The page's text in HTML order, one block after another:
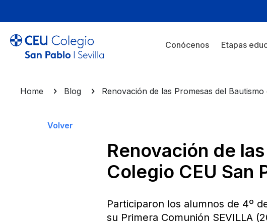
Conócenos Etapas
Home Blog Renovación de las Promesas del
Volver
Renovación de
Colegio CEU San
Participaron los alumnos de 4º
su Primera Comunión SEVILLA